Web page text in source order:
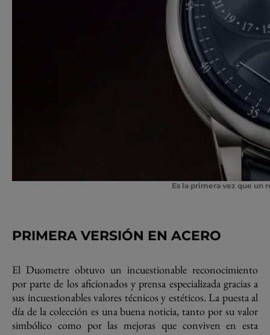
Es la primera vez que un
PRIMERA VERSIÓN EN ACERO
El Duometre obtuvo un incuestionable reconocimiento
por parte de los aficionados y prensa especializada gracias a
sus incuestionables valores técnicos y estéticos. La puesta al
día de la colección es una buena noticia, tanto por su valor
simbólico como por las mejoras que conviven en esta